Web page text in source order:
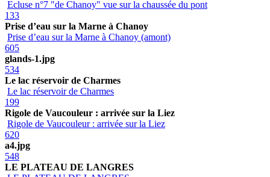
Ecluse n°7 "de Chanoy" vue sur la chaussée du pont
133
Prise d’eau sur la Marne à Chanoy
Prise d’eau sur la Marne à Chanoy (amont)
605
glands-1.jpg
534
Le lac réservoir de Charmes
Le lac réservoir de Charmes
199
Rigole de Vaucouleur : arrivée sur la Liez
Rigole de Vaucouleur : arrivée sur la Liez
620
a4.jpg
548
LE PLATEAU DE LANGRES